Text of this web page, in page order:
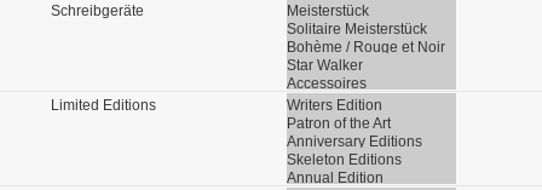
Schreibgeräte
Meisterstück
Solitaire Meisterstück
Bohème / Rouge et Noir
Star Walker
Accessoires
Limited Editions
Writers Edition
Patron of the Art
Anniversary Editions
Skeleton Editions
Annual Edition